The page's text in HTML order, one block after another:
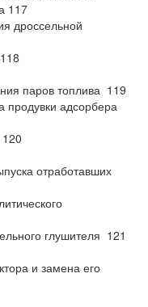
117
дроссельной
паров топлива 119
продувки адсорбера
отработавших
глушителя 121
и замена его